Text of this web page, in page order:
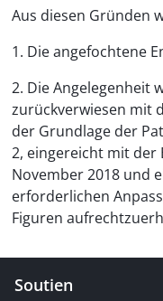
Aus diesen Gründen
1. Die angefochtene
2. Die Angelegenheit
zurückverwiesen mit
der Grundlage der
2, eingereicht mit der
November 2018 und
erforderlichen
Figuren
Soutien